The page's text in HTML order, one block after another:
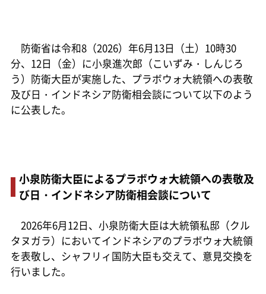
防衛省は令和8（2026）年6月13日（土）10時30
分、12日（金）に小泉進次郎（こいずみ・しんじろ
う）防衛大臣が実施した、プラボウォ大統領への表敬
及び日・インドネシア防衛相会談について以下のよう
に公表した。
小泉防衛大臣によるプラボウォ大統領への表敬及
び日・インドネシア防衛相会談について
2026年6月12日、小泉防衛大臣は大統領私邸（クル
タヌガラ）においてインドネシアのプラボウォ大統領
を表敬し、シャフリィ国防大臣も交えて、意見交換を
行いました。